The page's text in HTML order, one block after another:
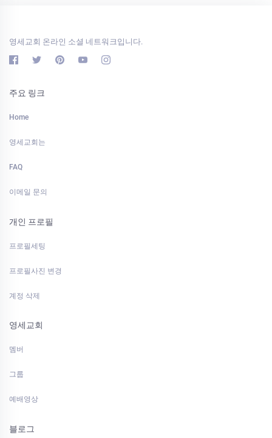
영세교회 온라인 소셜 네트워크입니다.
주요 링크
Home
영세교회는
FAQ
이메일 문의
개인 프로필
프로필세팅
프로필사진 변경
계정 삭제
영세교회
멤버
그룹
예배영상
블로그